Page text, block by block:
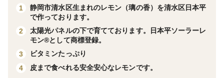
仕上げたもので、炭酸水と割ってやお湯と割ってホット
レモネードやヨーグルトに入れても美味しくいただける
ソースとなります。
内容量
1
静岡市清水区生まれのレモン（璃の香）を清水区日本平
で作っております。
2
太陽光パネルの下で育てております。日本平ソーラーレ
モン®️として商標登録。
3
ビタミンたっぷり
4
皮まで食べれる安全安心なレモンです。